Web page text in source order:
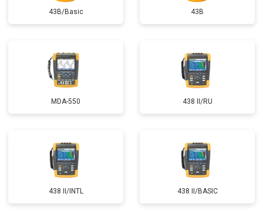
43B/Basic 43B
MDA-550 438 II/RU
438 II/INTL 438 II/BASIC